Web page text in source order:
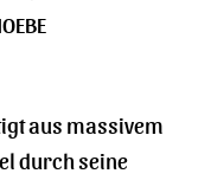
aus massivem
durch seine